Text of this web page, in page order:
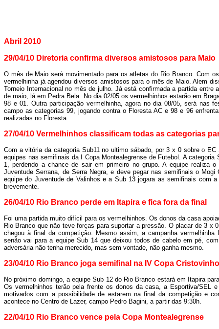
Abril 2010
29/04/10 Diretoria confirma diversos amistosos para Maio
O mês de Maio será movimentado para os atletas do Rio Branco. Com
vermelhinha já agendou diversos amistosos para o mês de Maio. Alem
Torneio Internacional no mês de julho. Já está confirmada a partida
de maio, lá em Pedra Bela. No dia 02/05 os vermelhinhos estarão em
98 e 01. Outra participação vermelhinha, agora no dia 08/05, será nas
campo as categorias 99, jogando contra o Floresta AC e 98 e 96
realizadas no Floresta
27/04/10 Vermelhinhos classificam todas as categorias
Com a vitória da categoria Sub11 no ultimo sábado, por 3 x 0 sobre o
equipes nas semifinais da I Copa Montealegrense de Futebol. A
1, perdendo a chance de sair em primeiro no grupo. A equipe realiza
Juventude Serrana, de Serra Negra, e deve pegar nas semifinais o
equipe do Juventude de Valinhos e a Sub 13 jogara as semifinais com
brevemente.
26/04/10 Rio Branco perde em Itapira e fica fora da final
Foi uma partida muito difícil para os vermelhinhos. Os donos da casa
Rio Branco que não teve forças para suportar a pressão. O placar de 3 x
chegou à final da competição. Mesmo assim, a campanha
senão vai para a equipe Sub 14 que deixou todos de cabelo em pé,
adversária não tenha merecido, mas sem vontade, não ganha mesmo.
23/04/10 Rio Branco joga semifinal na IV Copa Cristovinho
No próximo domingo, a equipe Sub 12 do Rio Branco estará em Itapira
Os vermelhinhos terão pela frente os donos da casa, a Esportiva/SEL
motivados com a possibilidade de estarem na final da competição e
acontece no Centro de Lazer, campo Pedro Bagini, a partir das 9:30h.
22/04/10 Rio Branco vence pela Copa Montealegrense